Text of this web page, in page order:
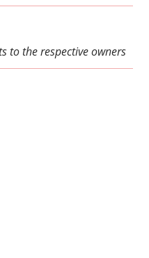
to the respective owners